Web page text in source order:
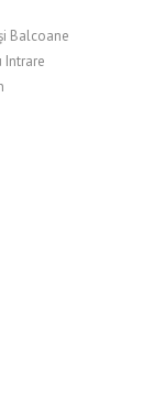
Balcoane
Intrare